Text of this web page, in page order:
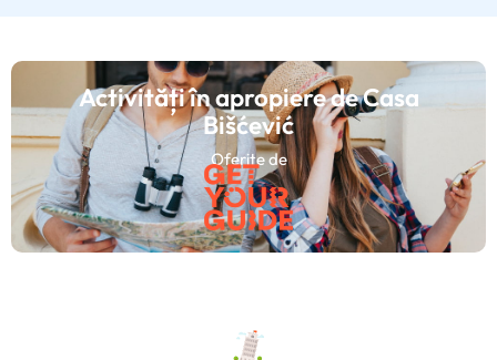
Activități în apropiere de Casa
Bišćević
Oferite de